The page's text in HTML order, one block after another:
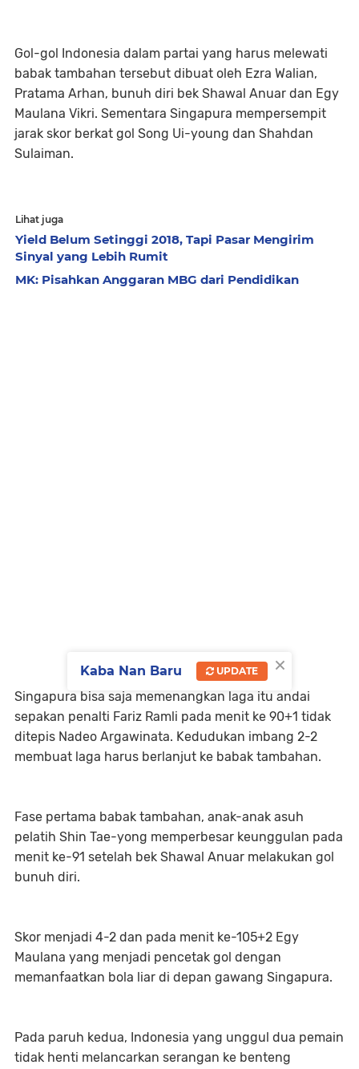
Gol-gol Indonesia dalam partai yang harus melewati
babak tambahan tersebut dibuat oleh Ezra Walian,
Pratama Arhan, bunuh diri bek Shawal Anuar dan Egy
Maulana Vikri. Sementara Singapura mempersempit
jarak skor berkat gol Song Ui-young dan Shahdan
Sulaiman.
Lihat juga
Yield Belum Setinggi 2018, Tapi Pasar Mengirim
Sinyal yang Lebih Rumit
MK: Pisahkan Anggaran MBG dari Pendidikan
Singapura bisa saja memenangkan laga itu andai
sepakan penalti Fariz Ramli pada menit ke 90+1 tidak
ditepis Nadeo Argawinata. Kedudukan imbang 2-2
membuat laga harus berlanjut ke babak tambahan.
Fase pertama babak tambahan, anak-anak asuh
pelatih Shin Tae-yong memperbesar keunggulan pada
menit ke-91 setelah bek Shawal Anuar melakukan gol
bunuh diri.
Skor menjadi 4-2 dan pada menit ke-105+2 Egy
Maulana yang menjadi pencetak gol dengan
memanfaatkan bola liar di depan gawang Singapura.
Pada paruh kedua, Indonesia yang unggul dua pemain
tidak henti melancarkan serangan ke benteng
×
Kaba Nan Baru UPDATE